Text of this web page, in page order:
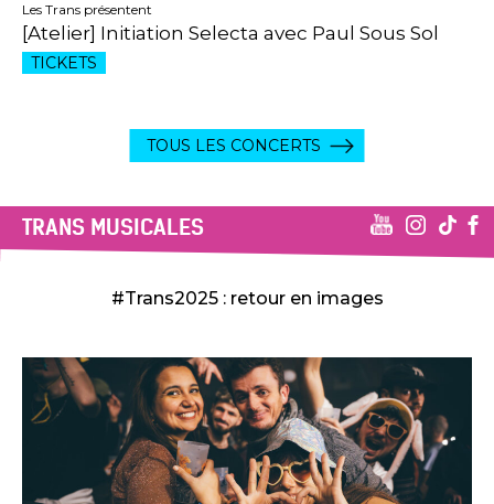
Les Trans présentent
[Atelier] Initiation Selecta avec Paul Sous Sol
TICKETS
TOUS LES CONCERTS
TRANS MUSICALES
#Trans2025 : retour en images